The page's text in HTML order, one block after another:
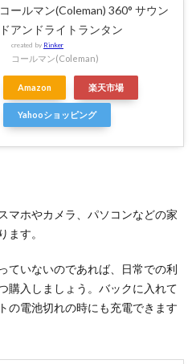
コールマン(Coleman) 360° サウン
ドアンドライトランタン
created by Rinker
コールマン(Coleman)
Amazon 楽天市場
Yahooショッピング
マホやカメラ、パソコンなどの家
ます。
ていないのであれば、日常での利
購入しましょう。バックに入れて
の電池切れの時にも充電できます